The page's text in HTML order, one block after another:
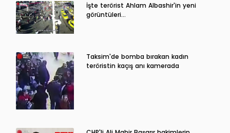
İşte terörist Ahlam Albashir'in yeni
görüntüleri…
Taksim'de bomba bırakan kadın
teröristin kaçış anı kamerada